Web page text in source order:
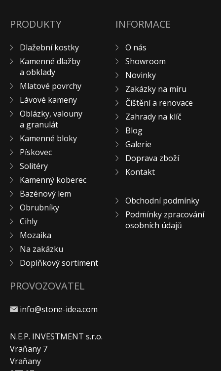
PRODUKTY
Dlažební kostky
Kamenné dlažby
a obklady
Mlatové povrchy
Lávové kameny
Oblázky, valouny
a granulát
Kamenné bloky
Pískovec
Solitéry
Kamenný koberec
Bazénový lem
Obrubníky
Cihly
Mozaika
Na zakázku
Doplňkový sortiment
INFORMACE
O nás
Showroom
Novinky
Zakázky na míru
Čištění a renovace
Zahrady na klíč
Blog
Galerie
Doprava zboží
Kontakt
Obchodní podmínky
Podmínky zpracování
osobních údajů
PROVOZOVATEL
info@stone-idea.com
N.E.P. INVESTMENT s.r.o.
Vraňany 7
Vraňany